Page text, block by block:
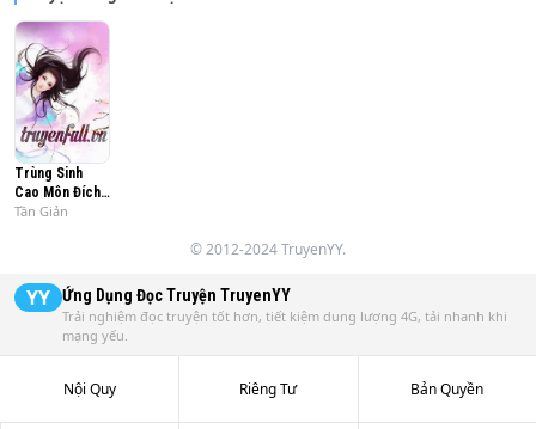
Trùng Sinh
Cao Môn Đích
Nữ
Tần Giản
© 2012-2024 TruyenYY.
YY Ứng Dụng Đọc Truyện TruyenYY
Trải nghiệm đọc truyện tốt hơn, tiết kiệm dung lượng 4G, tải nhanh khi
mạng yếu.
Nội Quy Riêng Tư Bản Quyền